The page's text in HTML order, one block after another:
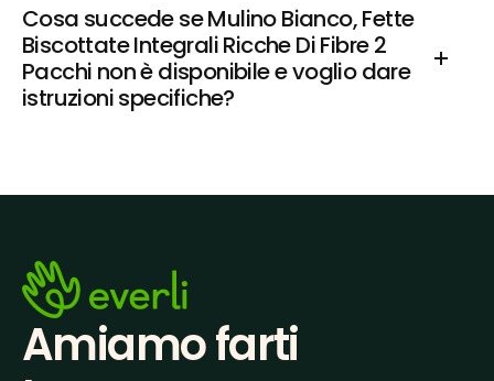
Cosa succede se Mulino Bianco, Fette
Biscottate Integrali Ricche Di Fibre 2
Pacchi non è disponibile e voglio dare
istruzioni specifiche?
Amiamo farti